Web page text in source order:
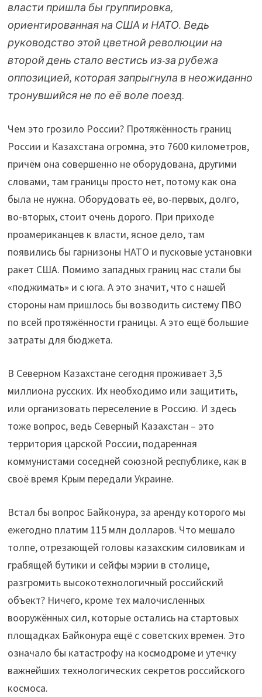
власти пришла бы группировка,
ориентированная на США и НАТО. Ведь
руководство этой цветной революции на
второй день стало вестись из-за рубежа
оппозицией, которая запрыгнула в неожиданно
тронувшийся не по её воле поезд.
Чем это грозило России? Протяжённость границ
России и Казахстана огромна, это 7600 километров,
причём она совершенно не оборудована, другими
словами, там границы просто нет, потому как она
была не нужна. Оборудовать её, во-первых, долго,
во-вторых, стоит очень дорого. При приходе
проамериканцев к власти, ясное дело, там
появились бы гарнизоны НАТО и пусковые установки
ракет США. Помимо западных границ нас стали бы
«поджимать» и с юга. А это значит, что с нашей
стороны нам пришлось бы возводить систему ПВО
по всей протяжённости границы. А это ещё большие
затраты для бюджета.
В Северном Казахстане сегодня проживает 3,5
миллиона русских. Их необходимо или защитить,
или организовать переселение в Россию. И здесь
тоже вопрос, ведь Северный Казахстан – это
территория царской России, подаренная
коммунистами соседней союзной республике, как в
своё время Крым передали Украине.
Встал бы вопрос Байконура, за аренду которого мы
ежегодно платим 115 млн долларов. Что мешало
толпе, отрезающей головы казахским силовикам и
грабящей бутики и сейфы мэрии в столице,
разгромить высокотехнологичный российский
объект? Ничего, кроме тех малочисленных
вооружённых сил, которые остались на стартовых
площадках Байконура ещё с советских времен. Это
означало бы катастрофу на космодроме и утечку
важнейших технологических секретов российского
космоса.